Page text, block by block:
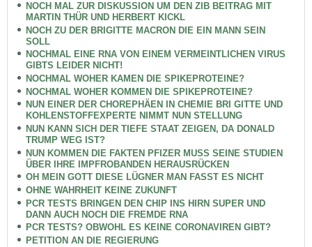
NOCH MAL ZUR DISKUSSION UM DEN ZIB BEITRAG MIT
MARTIN THÜR UND HERBERT KICKL
NOCH ZU DER BRIGITTE MACRON DIE EIN MANN SEIN
SOLL
NOCHMAL EINE RNA VON EINEM VERMEINTLICHEN VIRUS
GIBTS LEIDER NICHT!
NOCHMAL WOHER KAMEN DIE SPIKEPROTEINE?
NOCHMAL WOHER KOMMEN DIE SPIKEPROTEINE?
NUN EINER DER CHOREPHÄEN IN CHEMIE BRI GITTE UND
KOHLENSTOFFEXPERTE NIMMT NUN STELLUNG
NUN KANN SICH DER TIEFE STAAT ZEIGEN, DA DONALD
TRUMP WEG IST?
NUN KOMMEN DIE FAKTEN PFIZER MUSS SEINE STUDIEN
ÜBER IHRE IMPFROBANDEN HERAUSRÜCKEN
OH MEIN GOTT DIESE LÜGNER MAN FASST ES NICHT
OHNE WAHRHEIT KEINE ZUKUNFT
PCR TESTS BRINGEN DEN CHIP INS HIRN SUPER UND
DANN AUCH NOCH DIE FREMDE RNA
PCR TESTS? OBWOHL ES KEINE CORONAVIREN GIBT?
PETITION AN DIE REGIERUNG